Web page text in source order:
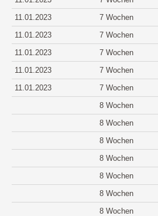
11.01.2023
7 Wochen
11.01.2023
7 Wochen
11.01.2023
7 Wochen
11.01.2023
7 Wochen
11.01.2023
7 Wochen
8 Wochen
8 Wochen
8 Wochen
8 Wochen
8 Wochen
8 Wochen
8 Wochen